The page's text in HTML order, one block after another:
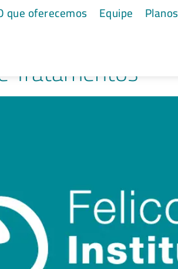
que oferecemos Equipe Planos
Tratamentos